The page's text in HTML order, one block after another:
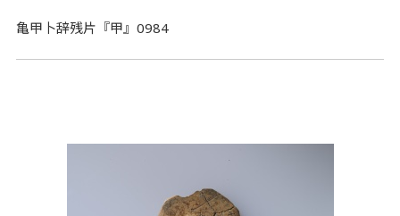
亀甲卜辞残片『甲』0984